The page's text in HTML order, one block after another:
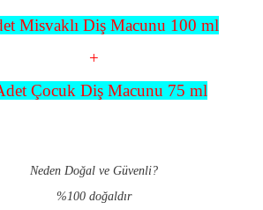
Misvaklı Diş Macunu 100 ml
+
Çocuk Diş Macunu 75 ml
Neden Doğal ve Güvenli?
%100 doğaldır